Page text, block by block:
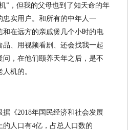
”，但我的父母也到了知天命的年
实用户。和所有的中年人一
在远方的亲戚煲几个小时的电
、用视频看剧、还会找我一起
，在他们颐养天年之后，是不
机的。
《2018年国民经济和社会发展
人口有4亿，占总人口数的